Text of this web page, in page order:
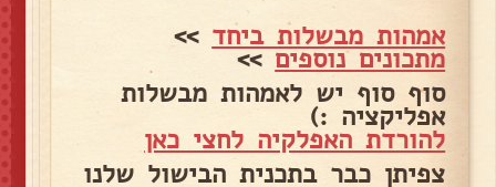
אמהות מבשלות ביחד >>
מתכונים נוספים>>
סוף סוף יש לאמהות מבשלות
אפליקציה :)
להורדת האפלקיה לחצי כאן
צפיתן כבר בתכנית הבישול שלנו